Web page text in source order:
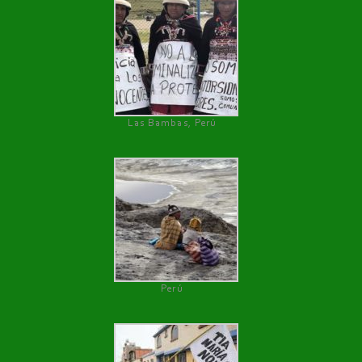
Las Bambas, Perú
Perú